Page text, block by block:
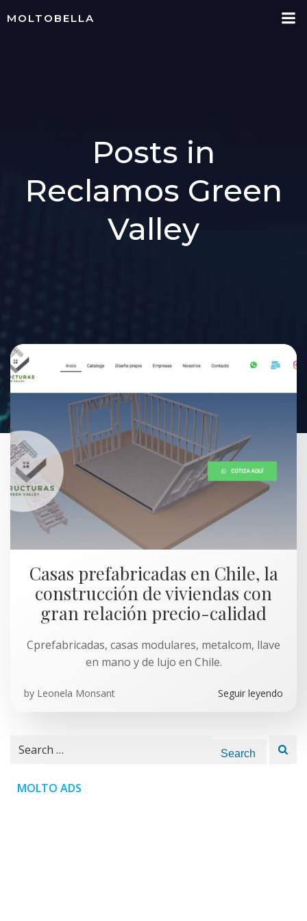
MOLTOBELLA
Posts in
Reclamos Green
Valley
Casas prefabricadas en Chile, la
construcción de viviendas con
gran relación precio-calidad
Cprefabricadas, casas modulares, metalcom, llave
en mano y de lujo en Chile.
by Leonela Monsant Seguir leyendo
Search
MOLTO ADS